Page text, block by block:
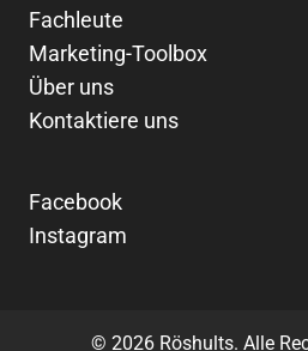
Fachleute
Marketing-Toolbox
Über uns
Kontaktiere uns
Facebook
Instagram
© 2026 Röshults. Alle